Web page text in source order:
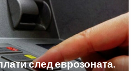
след еврозоната.